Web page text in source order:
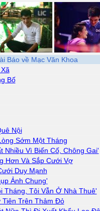
Báo về Mạc Văn Khoa
Bố
Nội
Sớm Một Tháng
Nhiều Vì Biến Cố, Chông Gai'
Hơn Và Sắp Cưới Vợ
Duy Mạnh
Ảnh Chung'
Tháng, Tôi Vẫn Ở Nhà Thuê'
Tiên Trên Thảm Đỏ